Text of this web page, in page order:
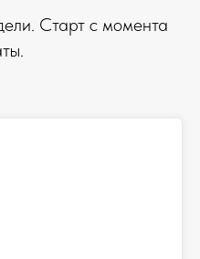
Старт с момента